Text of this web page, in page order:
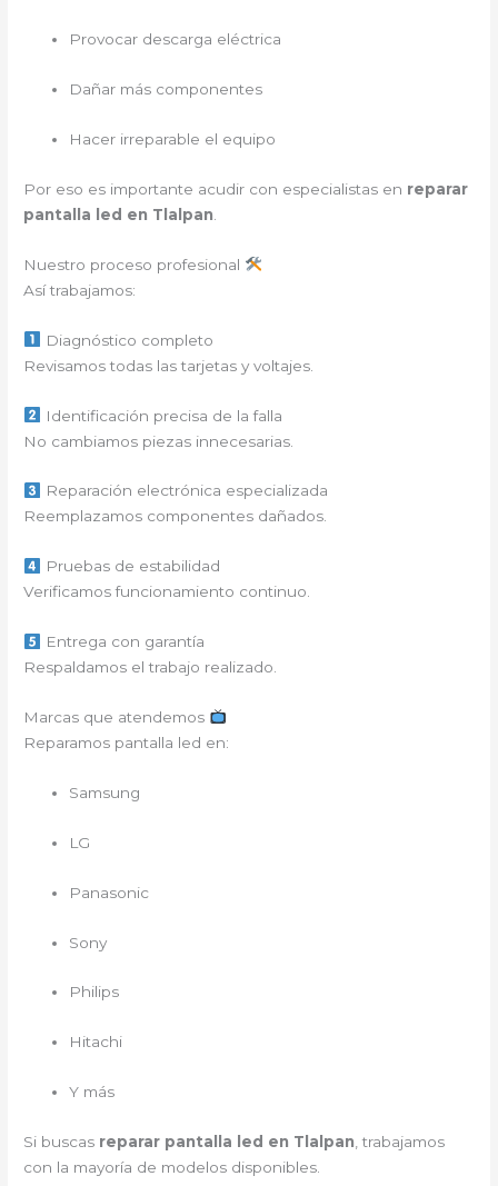
Provocar descarga eléctrica
Dañar más componentes
Hacer irreparable el equipo
Por eso es importante acudir con especialistas en reparar
pantalla led en Tlalpan
Nuestro proceso profesional
Así trabajamos:
Diagnóstico completo
Revisamos todas las tarjetas y voltajes.
Identificación precisa de la falla
No cambiamos piezas innecesarias.
Reparación electrónica especializada
Reemplazamos componentes dañados.
Pruebas de estabilidad
Verificamos funcionamiento continuo.
Entrega con garantía
Respaldamos el trabajo realizado.
Marcas que atendemos
Reparamos pantalla led en:
Samsung
LG
Panasonic
Sony
Philips
Hitachi
Y más
Si buscas reparar pantalla led en Tlalpan , trabajamos
con la mayoría de modelos disponibles.